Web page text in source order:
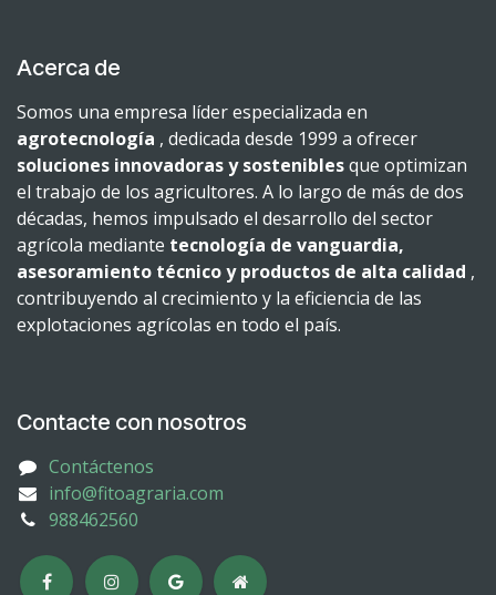
Acerca de
Somos una empresa líder especializada en
agrotecnología , dedicada desde 1999 a ofrecer
soluciones innovadoras y sosteniblesque optimizan
el trabajo de los agricultores. A lo largo de más de dos
décadas, hemos impulsado el desarrollo del sector
agrícola mediante tecnología de vanguardia,
asesoramiento técnico y productos de alta calidad ,
contribuyendo al crecimiento y la eficiencia de las
explotaciones agrícolas en todo el país.
Contacte con nosotros
Contáctenos
info@fitoagraria.com
988462560